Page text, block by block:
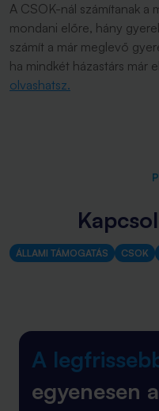
A CSOK-nál számítanak a
mondani előre, hány
számít a már meglevő
ha mindkét házastárs már
olvashatsz.
ÁLLAMI TÁMOGATÁS CSOK
A
egyenesen